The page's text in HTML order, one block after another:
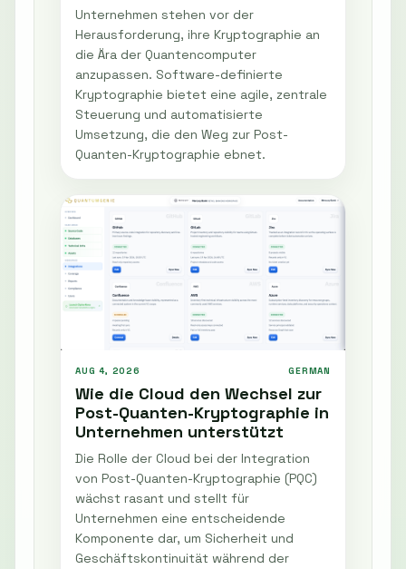
Unternehmen stehen vor der
Herausforderung, ihre Kryptographie an
die Ära der Quantencomputer
anzupassen. Software-definierte
Kryptographie bietet eine agile, zentrale
Steuerung und automatisierte
Umsetzung, die den Weg zur Post-
Quanten-Kryptographie ebnet.
AUG 4, 2026 GERMAN
Wie die Cloud den Wechsel zur
Post-Quanten-Kryptographie in
Unternehmen unterstützt
Die Rolle der Cloud bei der Integration
von Post-Quanten-Kryptographie (PQC)
wächst rasant und stellt für
Unternehmen eine entscheidende
Komponente dar, um Sicherheit und
Geschäftskontinuität während der